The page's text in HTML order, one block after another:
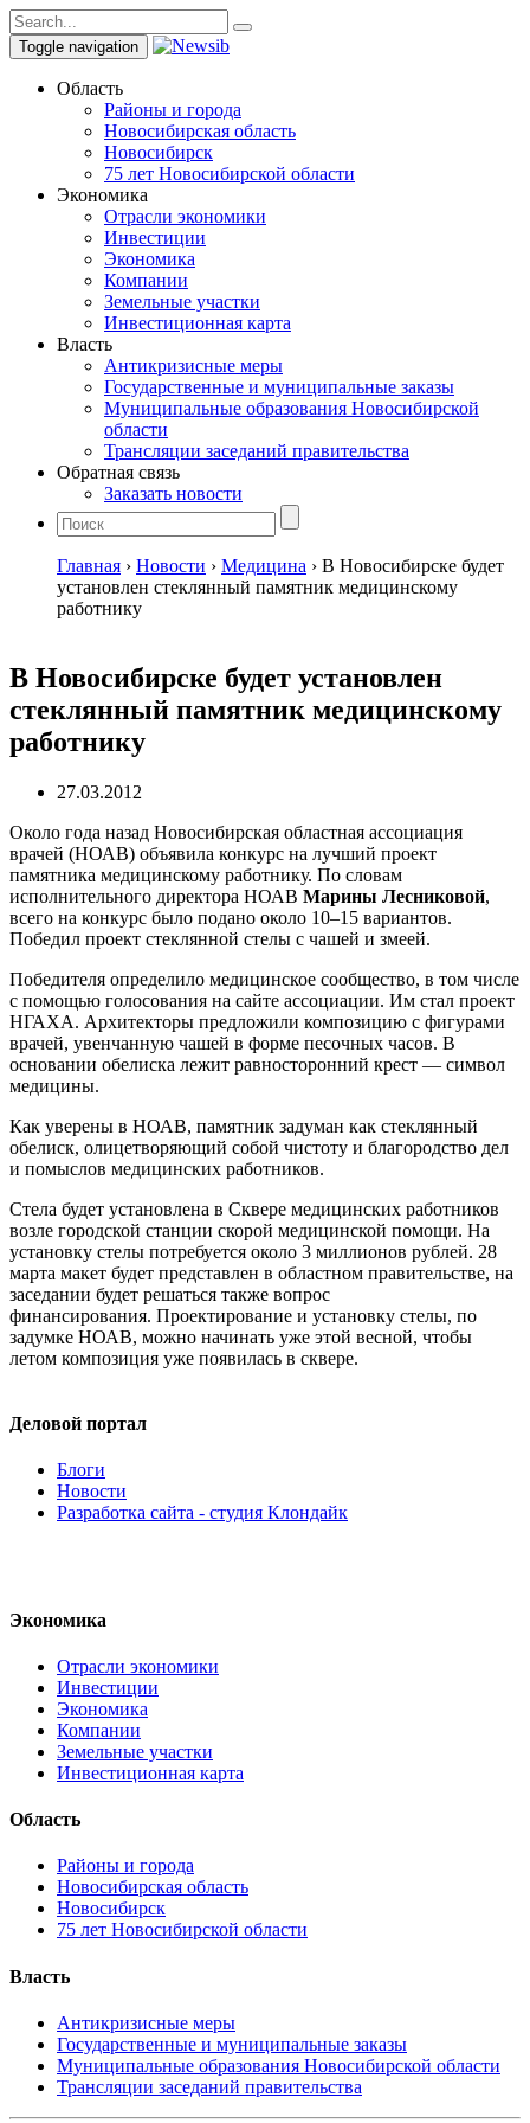
Toggle navigation
Область
Районы и города
Новосибирская область
Новосибирск
75 лет Новосибирской области
Экономика
Отрасли экономики
Инвестиции
Экономика
Компании
Земельные участки
Инвестиционная карта
Власть
Антикризисные меры
Государственные и муниципальные заказы
Муниципальные образования Новосибирской
области
Трансляции заседаний правительства
Обратная связь
Заказать новости
Главная › Новости › Медицина › В Новосибирске будет
установлен стеклянный памятник медицинскому
работнику
В Новосибирске будет установлен
стеклянный памятник медицинскому
работнику
27.03.2012
Около года назад Новосибирская областная ассоциация
врачей (НОАВ) объявила конкурс на лучший проект
памятника медицинскому работнику. По словам
исполнительного директора НОАВ Марины Лесниковой,
всего на конкурс было подано около 10–15 вариантов.
Победил проект стеклянной стелы с чашей и змеей.
Победителя определило медицинское сообщество, в том числе
с помощью голосования на сайте ассоциации. Им стал проект
НГАХА. Архитекторы предложили композицию с фигурами
врачей, увенчанную чашей в форме песочных часов. В
основании обелиска лежит равносторонний крест — символ
медицины.
Как уверены в НОАВ, памятник задуман как стеклянный
обелиск, олицетворяющий собой чистоту и благородство дел
и помыслов медицинских работников.
Стела будет установлена в Сквере медицинских работников
возле городской станции скорой медицинской помощи. На
установку стелы потребуется около 3 миллионов рублей. 28
марта макет будет представлен в областном правительстве, на
заседании будет решаться также вопрос
финансирования. Проектирование и установку стелы, по
задумке НОАВ, можно начинать уже этой весной, чтобы
летом композиция уже появилась в сквере.
Деловой портал
Блоги
Новости
Разработка сайта - студия Клондайк
Экономика
Отрасли экономики
Инвестиции
Экономика
Компании
Земельные участки
Инвестиционная карта
Область
Районы и города
Новосибирская область
Новосибирск
75 лет Новосибирской области
Власть
Антикризисные меры
Государственные и муниципальные заказы
Муниципальные образования Новосибирской области
Трансляции заседаний правительства